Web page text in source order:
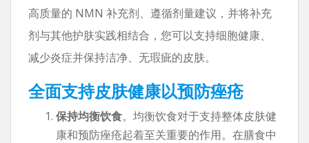
高质量的 NMN 补充剂、遵循剂量建议，并将补充
剂与其他护肤实践相结合，您可以支持细胞健康、
减少炎症并保持洁净、无瑕疵的皮肤。
全面支持皮肤健康以预防痤疮
保持均衡饮食。均衡饮食对于支持整体皮肤健
康和预防痤疮起着至关重要的作用。在膳食中